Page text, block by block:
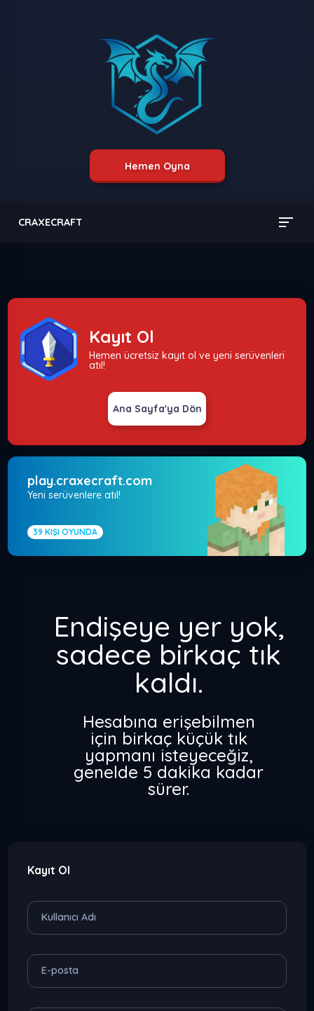
Hemen Oyna
CRAXECRAFT
Kayıt Ol
Hemen ücretsiz kayıt ol ve yeni serüvenleri
atıl!
Ana Sayfa'ya Dön
play.craxecraft.com
Yeni serüvenlere atıl!
39 KIŞI OYUNDA
Kayıt Ol
Kullanıcı Adı
E-posta
Endişeye yer yok,
sadece birkaç tık
kaldı.
Hesabına erişebilmen
için birkaç küçük tık
yapmanı isteyeceğiz,
genelde 5 dakika kadar
sürer.